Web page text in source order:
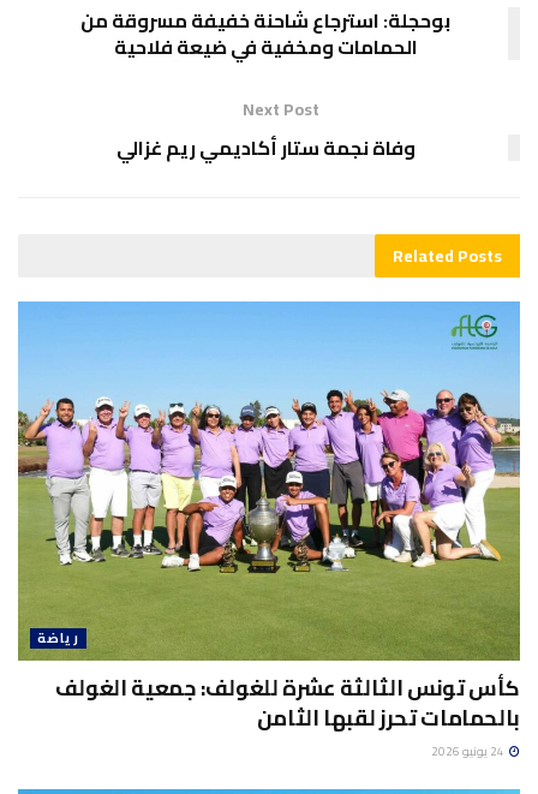
بوحجلة: استرجاع شاحنة خفيفة مسروقة من
الحمامات ومخفية في ضيعة فلاحية
Next Post
وفاة نجمة ستار أكاديمي ريم غزالي
RelatedPosts
رياضة
كأس تونس الثالثة عشرة للغولف: جمعية الغولف
بالحمامات تحرز لقبها الثامن